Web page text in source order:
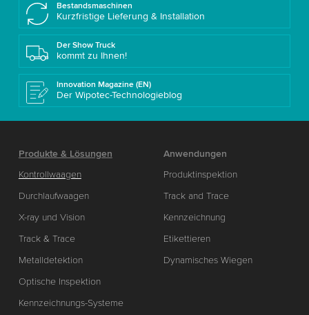
Bestandsmaschinen
Kurzfristige Lieferung & Installation
Der Show Truck
kommt zu Ihnen!
Innovation Magazine (EN)
Der Wipotec-Technologieblog
Produkte & Lösungen
Kontrollwaagen
Durchlaufwaagen
X-ray und Vision
Track & Trace
Metalldetektion
Optische Inspektion
Kennzeichnungs-Systeme
Anwendungen
Produktinspektion
Track and Trace
Kennzeichnung
Etikettieren
Dynamisches Wiegen